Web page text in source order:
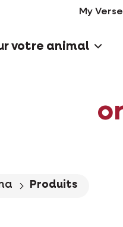
My
votre animal
Produits